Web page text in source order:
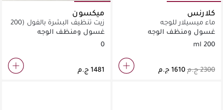
كلارنس
ماء ميسيلار للوجه
غسول ومنظف الوجه
200 ml
ميكسون
زيت تنظيف البشرة بالفول (200
مل)
غسول ومنظف الوجه
0